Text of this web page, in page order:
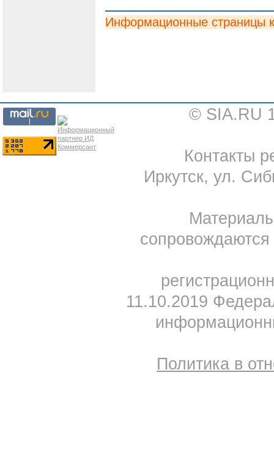
Информационные страницы
© SIA.RU
Контакты
Иркутск, ул.
11.10.2019
Политика в